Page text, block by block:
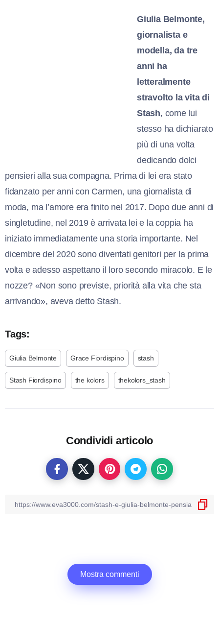
Giulia Belmonte,
giornalista e
modella, da tre
anni ha
letteralmente
stravolto la vita di
Stash, come lui
stesso ha dichiarato
più di una volta
dedicando dolci
pensieri alla sua compagna. Prima di lei era stato
fidanzato per anni con Carmen, una giornalista di
moda, ma l’amore era finito nel 2017. Dopo due anni di
singletudine, nel 2019 è arrivata lei e la coppia ha
iniziato immediatamente una storia importante. Nel
dicembre del 2020 sono diventati genitori per la prima
volta e adesso aspettano il loro secondo miracolo. E le
nozze? «Non sono previste, priorità alla vita che sta
arrivando», aveva detto Stash.
Tags:
Giulia Belmonte Grace Fiordispino stash
Stash Fiordispino the kolors thekolors_stash
Condividi articolo
Mostra commenti